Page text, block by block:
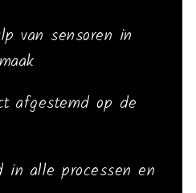
van sensoren in
afgestemd op de
in alle processen en